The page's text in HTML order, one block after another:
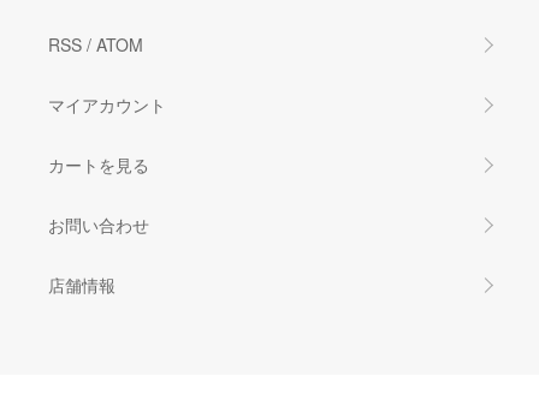
RSS / ATOM
マイアカウント
カートを見る
お問い合わせ
店舗情報